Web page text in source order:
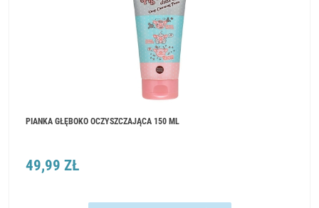
PIANKA GŁĘBOKO OCZYSZCZAJĄCA 150 ML
49,99 ZŁ